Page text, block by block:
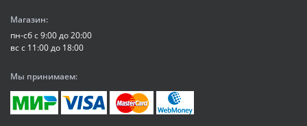
Магазин:
пн-сб с 9:00 до 20:00
вс с 11:00 до 18:00
Мы принимаем: